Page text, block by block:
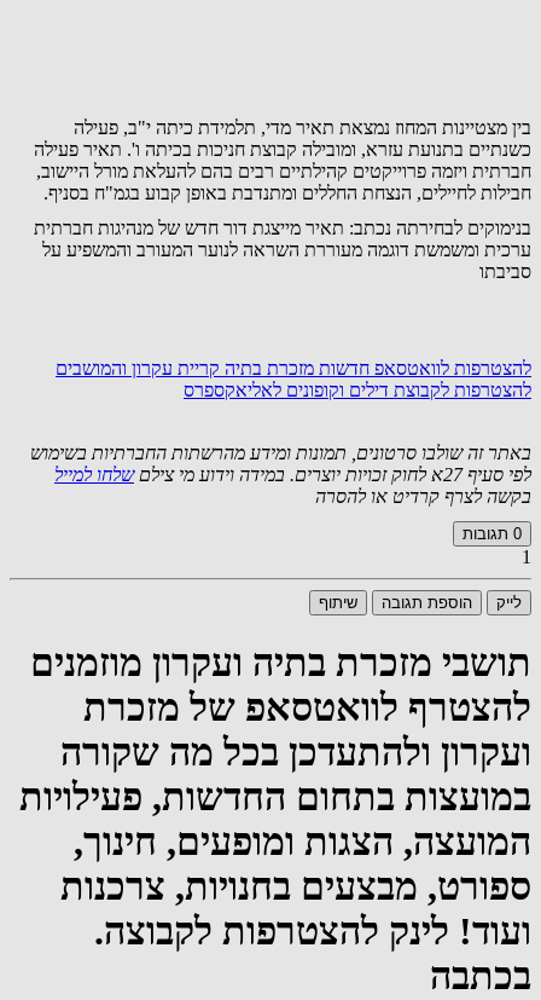
בין מצטיינות המחוז נמצאת תאיר מדי, תלמידת כיתה י"ב, פעילה
כשנתיים בתנועת עזרא, ומובילה קבוצת חניכות בכיתה ו'. תאיר פעילה
חברתית ויזמה פרוייקטים קהילתיים רבים בהם להעלאת מורל היישוב,
חבילות לחיילים, הנצחת החללים ומתנדבת באופן קבוע בגמ"ח בסניף.
בנימוקים לבחירתה נכתב: תאיר מייצגת דור חדש של מנהיגות חברתית
ערכית ומשמשת דוגמה מעוררת השראה לנוער המעורב והמשפיע על
סביבתו
להצטרפות לוואטסאפ חדשות מזכרת בתיה קריית עקרון והמושבים
להצטרפות לקבוצת דילים וקופונים לאליאקספרס
באתר זה שולבו סרטונים, תמונות ומידע מהרשתות החברתיות בשימוש
לפי סעיף 27א לחוק זכויות יוצרים. במידה וידוע מי צילם
שלחו למייל
בקשה לצרף קרדיט או להסרה
0 תגובות
1
לייק הוספת תגובה שיתוף
תושבי מזכרת בתיה ועקרון מוזמנים
להצטרף לוואטסאפ של מזכרת
ועקרון ולהתעדכן בכל מה שקורה
במועצות בתחום החדשות, פעילויות
המועצה, הצגות ומופעים, חינוך,
ספורט, מבצעים בחנויות, צרכנות
ועוד! לינק להצטרפות לקבוצה.
בכתבה